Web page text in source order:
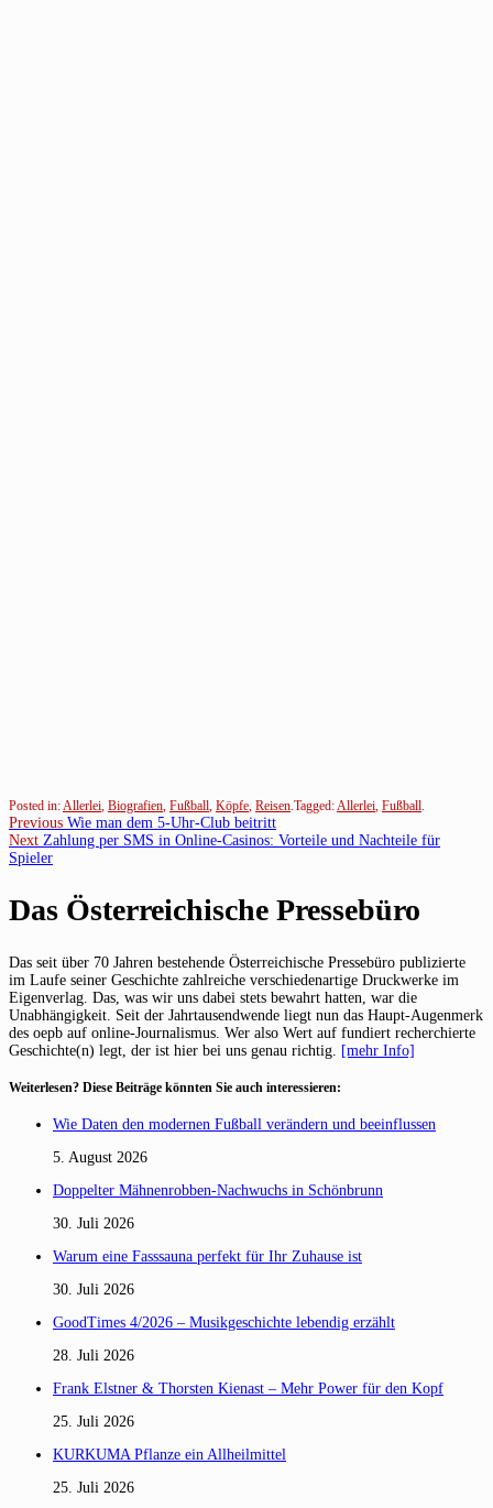
Posted in:Allerlei, Biografien, Fußball, Köpfe, Reisen.Tagged:Allerlei, Fußball.
Beitragsnavigation
Previous Previous
post:
Wie man dem 5-Uhr-Club beitritt
Next Next
post:
Zahlung per SMS in Online-Casinos: Vorteile und Nachteile für
Spieler
Das Österreichische Pressebüro
Das seit über 70 Jahren bestehende Österreichische Pressebüro publizierte
im Laufe seiner Geschichte zahlreiche verschiedenartige Druckwerke im
Eigenverlag. Das, was wir uns dabei stets bewahrt hatten, war die
Unabhängigkeit. Seit der Jahrtausendwende liegt nun das Haupt-Augenmerk
des oepb auf online-Journalismus. Wer also Wert auf fundiert recherchierte
Geschichte(n) legt, der ist hier bei uns genau richtig. [mehr Info]
Weiterlesen? Diese Beiträge könnten Sie auch interessieren:
Wie Daten den modernen Fußball verändern und beeinflussen
5. August 2026
Doppelter Mähnenrobben-Nachwuchs in Schönbrunn
30. Juli 2026
Warum eine Fasssauna perfekt für Ihr Zuhause ist
30. Juli 2026
GoodTimes 4/2026 – Musikgeschichte lebendig erzählt
28. Juli 2026
Frank Elstner & Thorsten Kienast – Mehr Power für den Kopf
25. Juli 2026
KURKUMA Pflanze ein Allheilmittel
25. Juli 2026